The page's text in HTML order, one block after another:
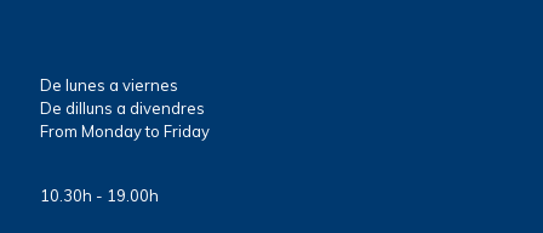
De lunes a viernes
De dilluns a divendres
From Monday to Friday
10.30h - 19.00h